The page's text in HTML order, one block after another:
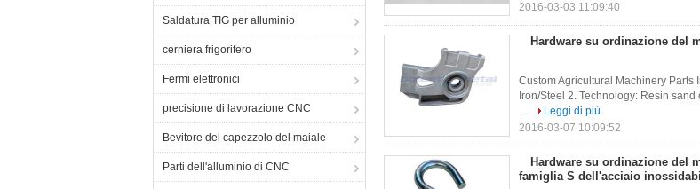
Saldatura TIG per alluminio
cerniera frigorifero
Fermi elettronici
precisione di lavorazione CNC
Bevitore del capezzolo del maiale
Parti dell'alluminio di CNC
2016-03-03 11:09:40
Hardware su ordinazione del
Custom Agricultural Machinery Parts
Iron/Steel 2. Technology: Resin
...
Leggi di più
2016-03-07 10:09:52
Hardware su ordinazione del
famiglia S dell'acciaio